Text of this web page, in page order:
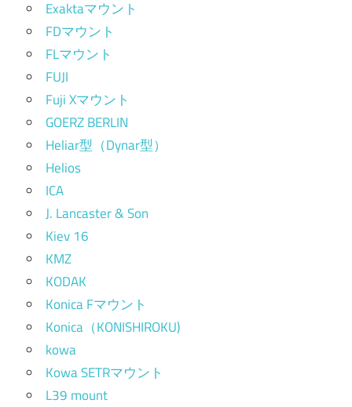
Exaktaマウント
FDマウント
FLマウント
FUJI
Fuji Xマウント
GOERZ BERLIN
Heliar型（Dynar型）
Helios
ICA
J. Lancaster & Son
Kiev 16
KMZ
KODAK
Konica Fマウント
Konica（KONISHIROKU)
kowa
Kowa SETRマウント
L39 mount